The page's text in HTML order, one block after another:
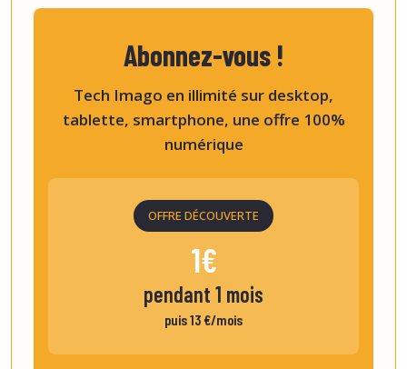
Abonnez-vous !
Tech Imago en illimité sur desktop,
tablette, smartphone, une offre 100%
numérique
OFFRE DÉCOUVERTE
1€
pendant 1 mois
puis 13 €/mois